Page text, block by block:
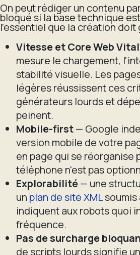
On peut rédiger un contenu
bloqué si la base technique
l'essentiel que la création doit
Vitesse et Core Web
mesure le chargement,
stabilité visuelle. Les
légères réussissent ces
générateurs lourds et
peinent.
Mobile-first— Google
version mobile de votre
en page qui se réorganise
téléphone n'est pas
Explorabilité— une
un plan de site XMLsoumis
indiquent aux robots quoi
fréquence.
Pas de surcharge
de scripts lourds signifie